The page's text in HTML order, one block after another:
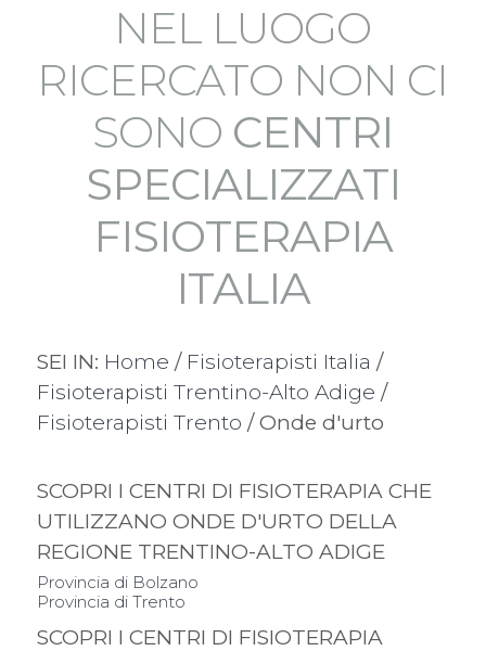
NEL LUOGO
RICERCATO NON CI
SONO CENTRI
SPECIALIZZATI
FISIOTERAPIA
ITALIA
SEI IN: Home / Fisioterapisti Italia /
Fisioterapisti Trentino-Alto Adige /
Fisioterapisti Trento / Onde d'urto
SCOPRI I CENTRI DI FISIOTERAPIA CHE
UTILIZZANO ONDE D'URTO DELLA
REGIONE TRENTINO-ALTO ADIGE
Provincia di Bolzano
Provincia di Trento
SCOPRI I CENTRI DI FISIOTERAPIA